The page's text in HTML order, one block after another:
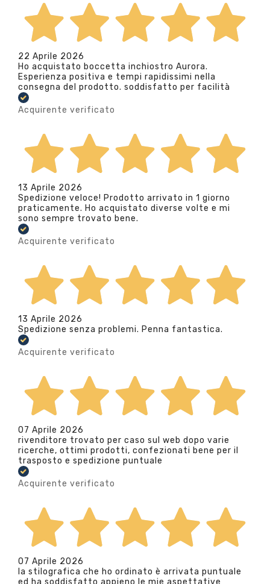
22 Aprile 2026
Ho acquistato boccetta inchiostro Aurora.
Esperienza positiva e tempi rapidissimi nella
consegna del prodotto. soddisfatto per facilità
Acquirente verificato
13 Aprile 2026
Spedizione veloce! Prodotto arrivato in 1 giorno
praticamente. Ho acquistato diverse volte e mi
sono sempre trovato bene.
Acquirente verificato
13 Aprile 2026
Spedizione senza problemi. Penna fantastica.
Acquirente verificato
07 Aprile 2026
rivenditore trovato per caso sul web dopo varie
ricerche, ottimi prodotti, confezionati bene per il
trasposto e spedizione puntuale
Acquirente verificato
07 Aprile 2026
la stilografica che ho ordinato è arrivata puntuale
ed ha soddisfatto appieno le mie aspettative